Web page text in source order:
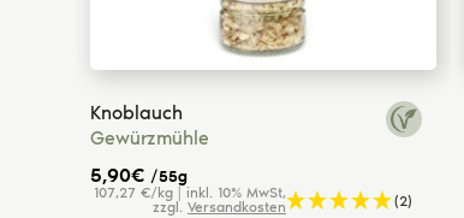
Knoblauch
Gewürzmühle
5,90€ /55g
107,27 €/kg | inkl. 10% MwSt,
zzgl. Versandkosten (2)